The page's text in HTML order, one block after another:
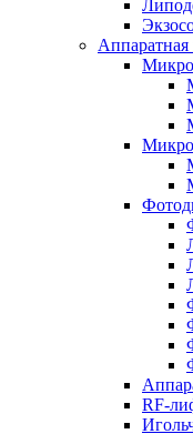
Аппаратная
RF-